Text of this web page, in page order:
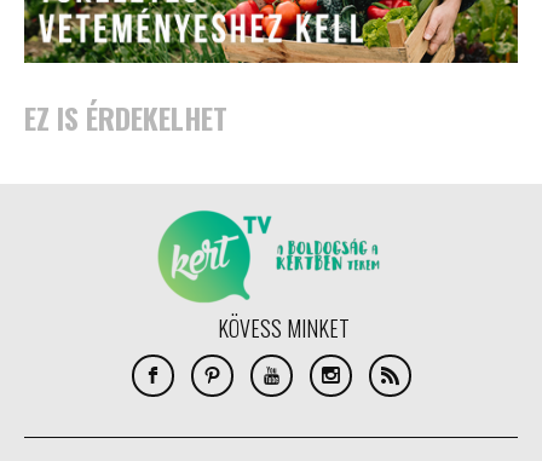
EZ IS ÉRDEKELHET
KÖVESS MINKET